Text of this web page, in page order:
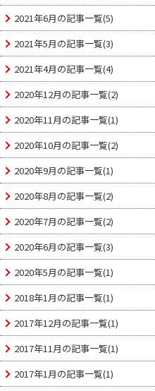
2021年6月の記事一覧(5)
2021年5月の記事一覧(3)
2021年4月の記事一覧(4)
2020年12月の記事一覧(2)
2020年11月の記事一覧(1)
2020年10月の記事一覧(2)
2020年9月の記事一覧(1)
2020年8月の記事一覧(2)
2020年7月の記事一覧(2)
2020年6月の記事一覧(3)
2020年5月の記事一覧(1)
2018年1月の記事一覧(1)
2017年12月の記事一覧(1)
2017年11月の記事一覧(1)
2017年1月の記事一覧(1)